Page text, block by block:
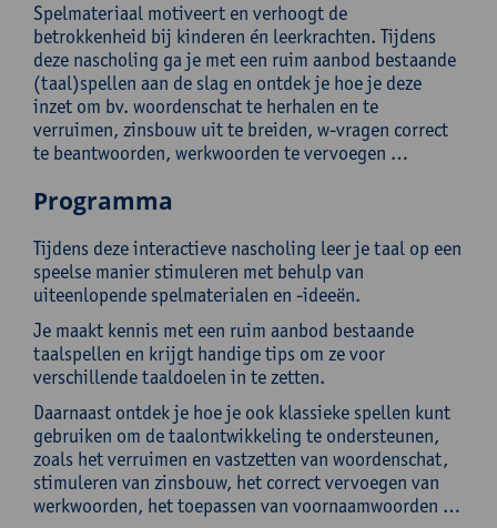
Spelmateriaal motiveert en verhoogt de
betrokkenheid bij kinderen én leerkrachten. Tijdens
deze nascholing ga je met een ruim aanbod bestaande
(taal)spellen aan de slag en ontdek je hoe je deze
inzet om bv. woordenschat te herhalen en te
verruimen, zinsbouw uit te breiden, w-vragen correct
te beantwoorden, werkwoorden te vervoegen …
Programma
Tijdens deze interactieve nascholing leer je taal op een
speelse manier stimuleren met behulp van
uiteenlopende spelmaterialen en -ideeën.
Je maakt kennis met een ruim aanbod bestaande
taalspellen en krijgt handige tips om ze voor
verschillende taaldoelen in te zetten.
Daarnaast ontdek je hoe je ook klassieke spellen kunt
gebruiken om de taalontwikkeling te ondersteunen,
zoals het verruimen en vastzetten van woordenschat,
stimuleren van zinsbouw, het correct vervoegen van
werkwoorden, het toepassen van voornaamwoorden …